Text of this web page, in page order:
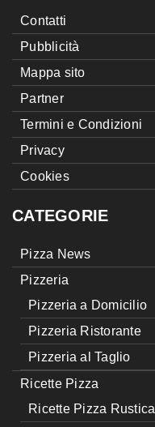
Contatti
Pubblicità
Mappa sito
Partner
Termini e Condizioni
Privacy
Cookies
CATEGORIE
Pizza News
Pizzeria
Pizzeria a Domicilio
Pizzeria Ristorante
Pizzeria al Taglio
Ricette Pizza
Ricette Pizza Rustica